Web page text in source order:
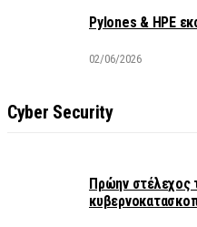
Pylones & HPE
02/06/2026
Cyber Security
Πρώην στέλεχος